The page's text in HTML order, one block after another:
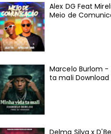
Alex DG Feat
Meio de
Marcelo Burlom -
ta mali